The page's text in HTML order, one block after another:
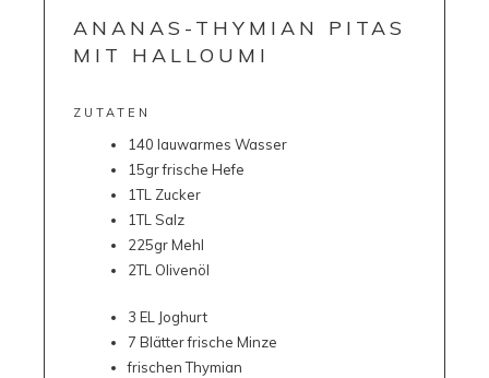
ANANAS-THYMIAN PITAS
MIT HALLOUMI
ZUTATEN
140 lauwarmes Wasser
15gr frische Hefe
1TL Zucker
1TL Salz
225gr Mehl
2TL Olivenöl
3 EL Joghurt
7 Blätter frische Minze
frischen Thymian